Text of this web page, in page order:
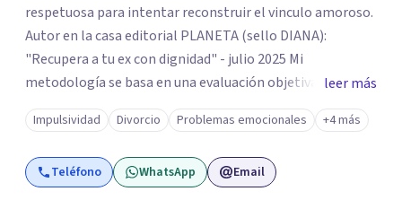
respetuosa para intentar reconstruir el vinculo amoroso.
Autor en la casa editorial PLANETA (sello DIANA):
"Recupera a tu ex con dignidad" - julio 2025 Mi
metodología se basa en una evaluación objetiva de
escenarios según la necesidad del paciente, centrada en
tres ejes fundamentales: 1- Análisis de viabilidad:
estimación de probabilidades reales de recuperación de la
relación de pareja 2- Análisis conductual: evaluación de
leer más
Impulsividad Divorcio Problemas emocionales +4 más
Teléfono WhatsApp Email